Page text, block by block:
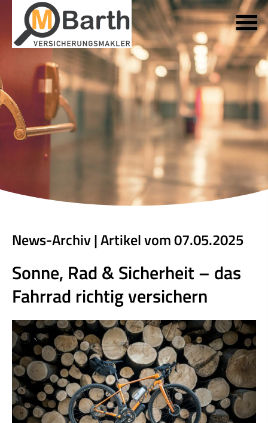
News-Archiv | Artikel vom 07.05.2025
Sonne, Rad & Sicherheit – das
Fahrrad richtig ver­sichern